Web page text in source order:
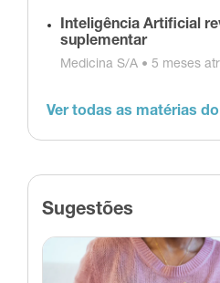
Inteligência Artificial
suplementar
Medicina S/A • 5 meses
Ver todas as matérias
Sugestões